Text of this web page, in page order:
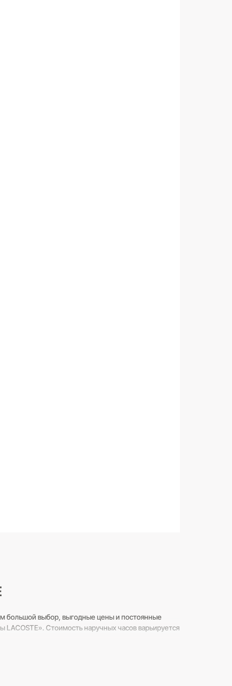
большой выбор, выгодные цены и постоянные
Стоимость наручных часов варьируется